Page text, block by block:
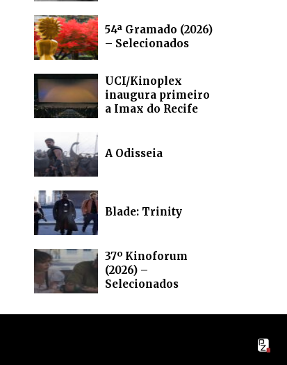
54ª Gramado (2026)
– Selecionados
UCI/Kinoplex
inaugura primeiro
a Imax do Recife
A Odisseia
Blade: Trinity
37º Kinoforum
(2026) –
Selecionados